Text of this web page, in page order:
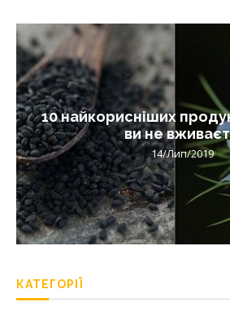
10 найкорисніших
ви не
14/Лип/2019
КАТЕГОРІЇ